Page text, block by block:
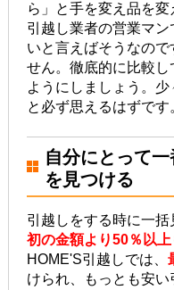
ら」と手を変え品を変
引越し業者の営業マ
いと言えばそうなの
せん。徹底的に比較
ようにしましょう。
と必ず思えるはずです
自分にとって
を見つける
引越しをする時に一括
初の金額より50％以上
HOME'S引越しでは、
けられ、もっとも安い